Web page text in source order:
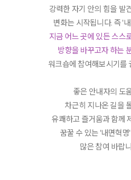
강력한 자기 안의 힘을 발
변화는 시작됩니다. 즉 '
지금 어느 곳에 있든 스스
방향을 바꾸고자 하는
워크숍에 참여해보시기를
좋은 안내자의 도
차근히 지나온 길을
유쾌하고 즐거움과 함께
꿈꿀 수 있는 '내면혁명'
많은 참여 바랍